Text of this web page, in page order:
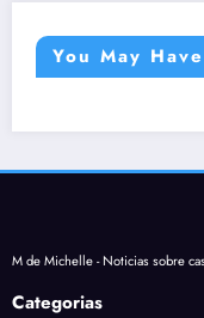
You May
M de Michelle - Noticias sobre
Categorias